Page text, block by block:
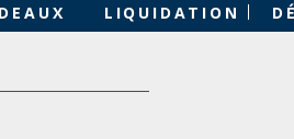
LIQUIDATION